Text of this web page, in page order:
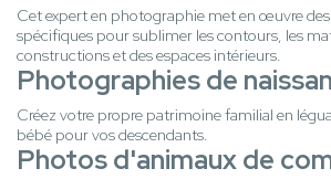
Cet expert en photographie met en œuvre
spécifiques pour sublimer les contours, les
constructions et des espaces intérieurs.
Photographies de
Créez votre propre patrimoine familial en
bébé pour vos descendants.
Photos d'animaux de